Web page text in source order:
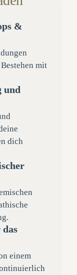
&
mit
und
dich
einem